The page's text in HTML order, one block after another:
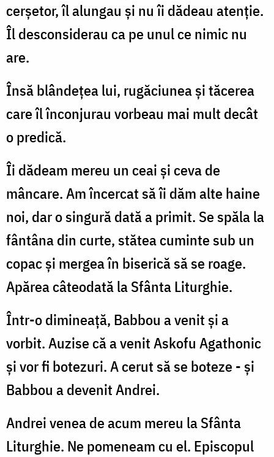
cerșetor, îl alungau și nu îi dădeau atenție.
Îl desconsiderau ca pe unul ce nimic nu
are.
Însă blândețea lui, rugăciunea și tăcerea
care îl înconjurau vorbeau mai mult decât
o predică.
Îi dădeam mereu un ceai și ceva de
mâncare. Am încercat să îi dăm alte haine
noi, dar o singură dată a primit. Se spăla la
fântâna din curte, stătea cuminte sub un
copac și mergea în biserică să se roage.
Apărea câteodată la Sfânta Liturghie.
Într-o dimineață, Babbou a venit și a
vorbit. Auzise că a venit Askofu Agathonic
și vor fi botezuri. A cerut să se boteze - și
Babbou a devenit Andrei.
Andrei venea de acum mereu la Sfânta
Liturghie. Ne pomeneam cu el. Episcopul